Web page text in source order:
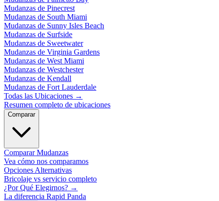
Mudanzas de Pinecrest
Mudanzas de South Miami
Mudanzas de Sunny Isles Beach
Mudanzas de Surfside
Mudanzas de Sweetwater
Mudanzas de Virginia Gardens
Mudanzas de West Miami
Mudanzas de Westchester
Mudanzas de Kendall
Mudanzas de Fort Lauderdale
Todas las Ubicaciones →
Resumen completo de ubicaciones
Comparar
Comparar Mudanzas
Vea cómo nos comparamos
Opciones Alternativas
Bricolaje vs servicio completo
¿Por Qué Elegirnos? →
La diferencia Rapid Panda